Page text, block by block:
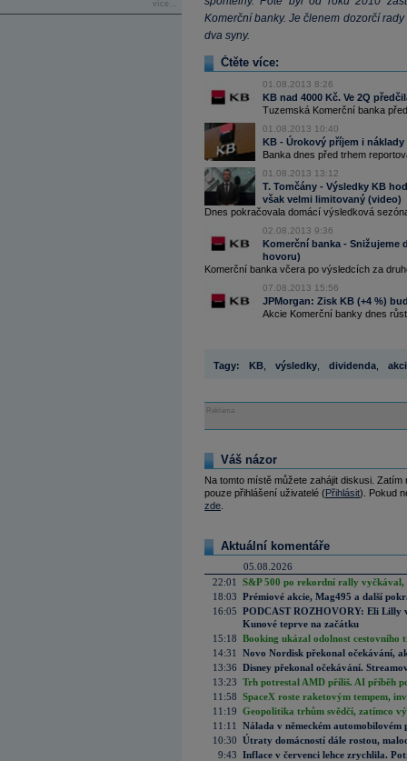
více...
Komerční banky. Je členem dozorčí
dva syny.
Čtěte více:
01.08.2013 8:26
KB nad 4000 Kč. Ve 2Q
Tuzemská Komerční banka
01.08.2013 10:40
KB - Úrokový příjem i
Banka dnes před trhem
01.08.2013 13:12
T. Tomčány - Výsledky KB
však velmi limitovaný (video)
Dnes pokračovala domácí výsledková
02.08.2013 9:36
Komerční banka - Snižujeme
hovoru)
Komerční banka včera po výsledcích za
07.08.2013 15:56
JPMorgan: Zisk KB (+4 %)
Akcie Komerční banky dnes
Tagy: KB výsledky dividenda
Reklama
Váš názor
Na tomto místě můžete zahájit diskusi.
pouze přihlášení uživatelé (Přihlásit). Pokud
zde
Aktuální komentáře
05.08.2026
22:01
S&P 500 po rekordní rally vyčkával,
18:03 Prémiové akcie, Mag495 a další
16:05 PODCAST ROZHOVORY: Eli Lilly
Kunové teprve na začátku
15:18 Booking ukázal odolnost cestovního
14:31
Novo Nordisk překonal očekávání,
13:36 Disney překonal očekávání.
13:23 Trh potrestal AMD příliš. AI příběh
11:58 SpaceX roste raketovým tempem,
11:19 Geopolitika trhům svědčí, zatímco
11:11
Nálada v německém automobilovém
10:30 Útraty domácností dále rostou,
9:43 Inflace v červenci lehce zrychlila.